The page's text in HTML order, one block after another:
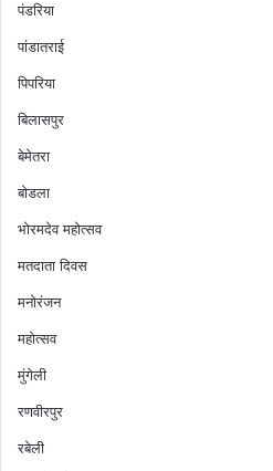
पंडरिया
पांडातराई
पिपरिया
बिलासपुर
बेमेतरा
बोडला
भोरमदेव महोत्सव
मतदाता दिवस
मनोरंजन
महोत्सव
मुंगेली
रणवीरपुर
रबेली